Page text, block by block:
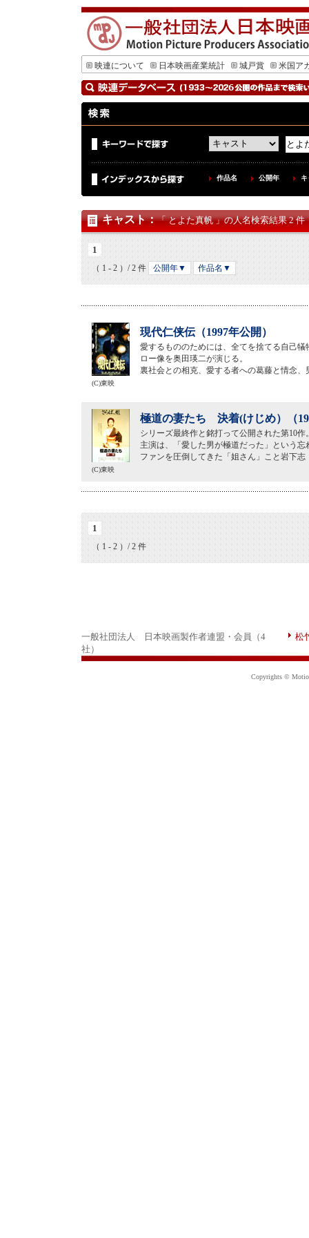
映連について 日本映画産業統計 城戸賞 米国ア
作品名 公開年
キャスト：「 とよた真帆 」の人名検索結果 2 件
1
（ 1 - 2 ）/ 2 件 公開年▼ 作品名▼
現代仁侠伝（1997年公開）
愛するもののためには、全てを捨てる自己
ロー像を奥田瑛二が演じる。
裏社会との相克、愛する者への葛藤と情念
(C)東映
極道の妻たち 決着(けじめ）（
シリーズ最終作と銘打って公開された第10作
主演は、「愛した男が極道だった」という
ファンを圧倒してきた「姐さん」こと岩下志
(C)東映
1
（ 1 - 2 ）/ 2 件
一般社団法人 日本映画製作者連盟・会員（4
社）
松
Copyrights ©